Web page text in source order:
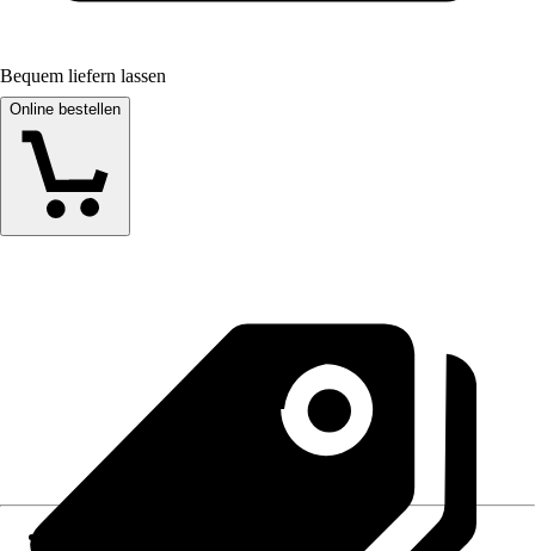
Bequem liefern lassen
Online bestellen